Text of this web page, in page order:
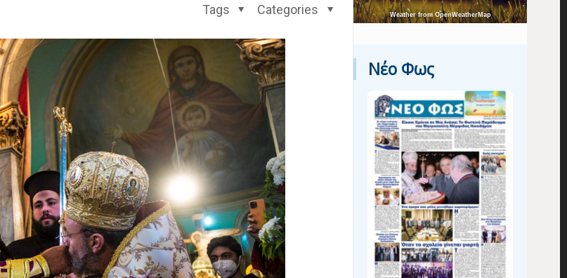
Categories
Tags Weather from OpenWeatherMap
Νέο Φως